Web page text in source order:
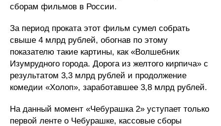
сборам фильмов в России.
За период проката этот фильм сумел собрать
свыше 4 млрд рублей, обогнав по этому
показателю такие картины, как «Волшебник
Изумрудного города. Дорога из желтого кирпича» с
результатом 3,3 млрд рублей и продолжение
комедии «Холоп», заработавшее 3,8 млрд рублей.
На данный момент «Чебурашка 2» уступает только
первой ленте о Чебурашке, кассовые сборы